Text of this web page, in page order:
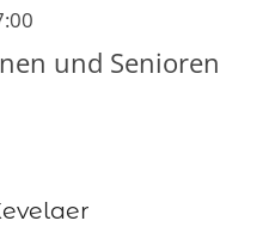
und Senioren